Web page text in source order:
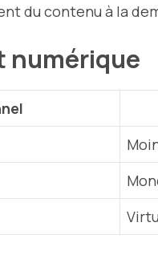
du contenu à la
numérique